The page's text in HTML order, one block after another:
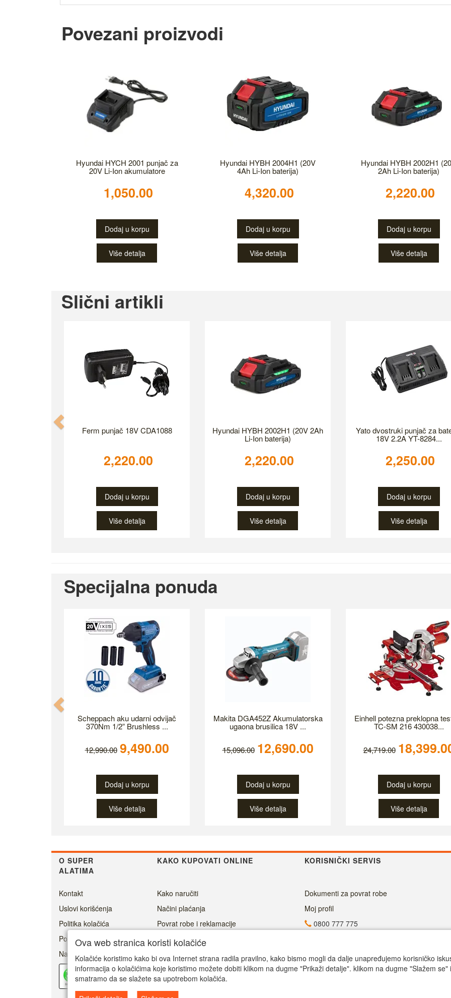
Povezani proizvodi
Hyundai HYCH 2001 punjač za
20V Li-Ion akumulatore
1,050.00
Dodaj u korpu
Više detalja
Hyundai HYBH 2004H1 (20V
4Ah Li-Ion baterija)
4,320.00
Dodaj u korpu
Više detalja
Hyundai HYBH 2002H1
2Ah Li-Ion baterija)
2,220.00
Dodaj u korpu
Više detalja
Slični artikli
Ferm punjač 18V CDA1088
2,220.00
Dodaj u korpu
Više detalja
Hyundai HYBH 2002H1 (20V 2Ah
Li-Ion baterija)
2,220.00
Dodaj u korpu
Više detalja
Yato dvostruki punjač za
18V 2.2A YT-8284...
2,250.00
Dodaj u korpu
Više detalja
Specijalna ponuda
Scheppach aku udarni odvijač
370Nm 1/2” Brushless ...
12,990.00 9,490.00
Dodaj u korpu
Više detalja
Makita DGA452Z Akumulatorska
ugaona brusilica 18V ...
15,096.00 12,690.00
Dodaj u korpu
Više detalja
Einhell potezna preklopna
TC-SM 216 430038...
24,719.00
Dodaj u korpu
Više detalja
O SUPER
ALATIMA
KAKO KUPOVATI ONLINE KORISNIČKI SERVIS
Kontakt
Uslovi korišćenja
Politika kolačića
Politika privatnosti
Naši prijatelji
Pouzdan
0/5
Kako naručiti
Načini plaćanja
Povrat robe i reklamacije
Cenovnik dostave
Ovlašćeni servisi
Kako ostvariti garanciju
Youtube super alati
Dokumenti za povrat robe
Moj profil
0800 777 775
Radno vreme
Call centar pon-petak 9.00-17.00
Ova web stranica koristi kolačiće
Kolačiće koristimo kako bi ova Internet strana radila pravilno, kako bismo mogli da dalje unapređujemo korisničko
informacija o kolačićima koje koristimo možete dobiti klikom na dugme "Prikaži detalje". klikom na dugme "Slažem
smatramo da se slažete sa upotrebom kolačića.